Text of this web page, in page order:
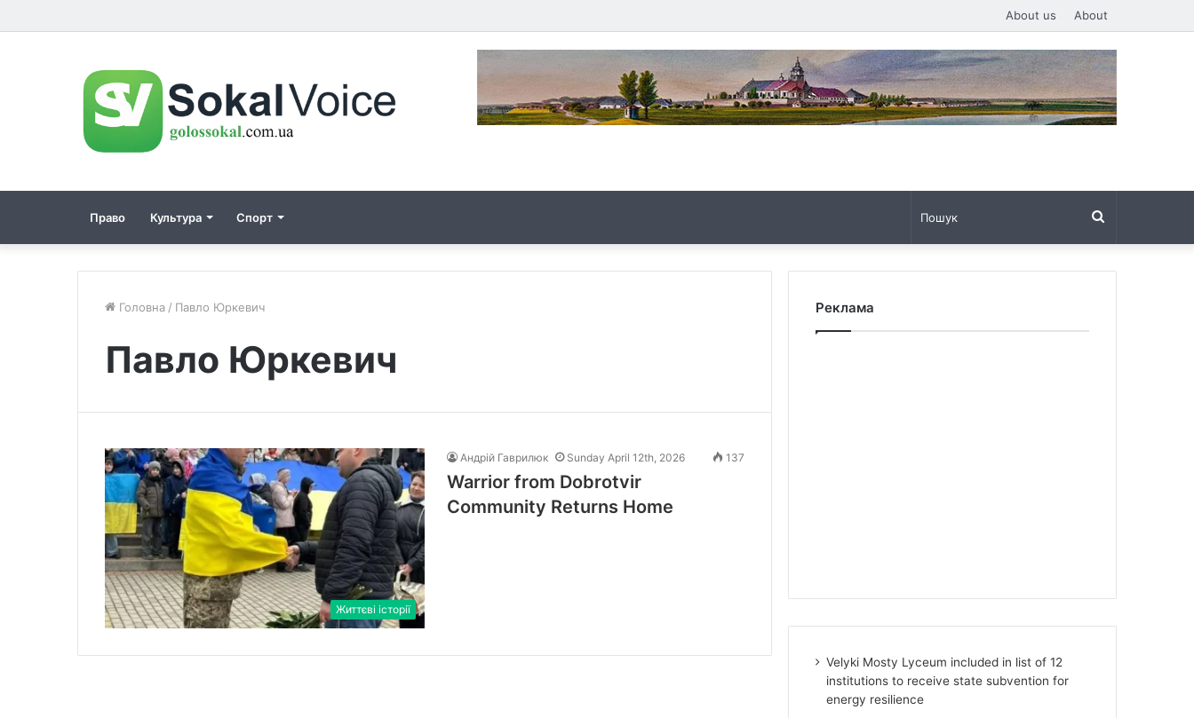
About us About
Право Культура Спорт
Головна / Павло Юркевич
Павло Юркевич
Життєві історії
Андрій Гаврилюк Sunday April 12th, 2026 137
Warrior from Dobrotvir
Community Returns Home
Реклама
Velyki Mosty Lyceum included in list of 12
institutions to receive state subvention for
energy resilience